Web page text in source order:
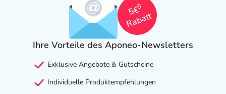
5€
5
Rabatt
Ihre Vorteile des Aponeo-Newsletters
Exklusive Angebote & Gutscheine
Individuelle Produktempfehlungen